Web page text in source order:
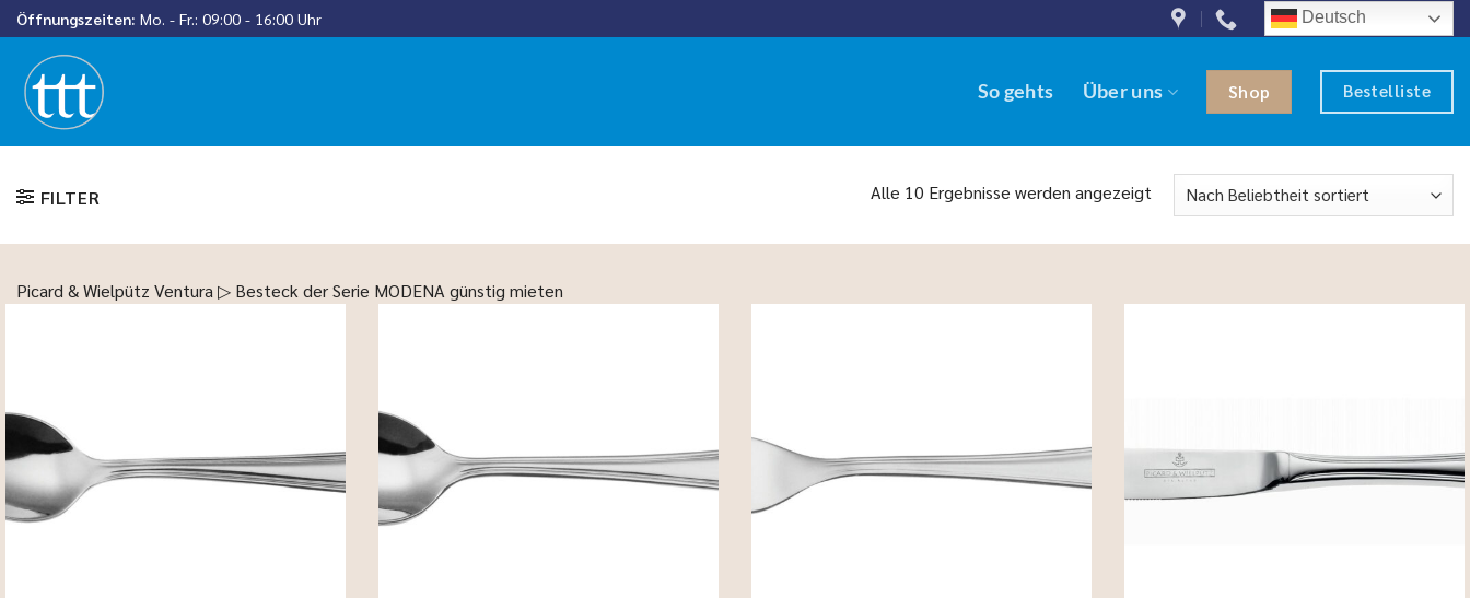
Zum
Inhalt
springen
Öffnungszeiten: Mo. - Fr.: 09:00 - 16:00 Uhr Deutsch
So gehts Über uns Shop Bestelliste
FILTER Alle 10 Ergebnisse werden angezeigtNach
Beliebtheit
sortiert
Picard & Wielpütz Ventura ▷ Besteck der Serie MODENA günstig mieten